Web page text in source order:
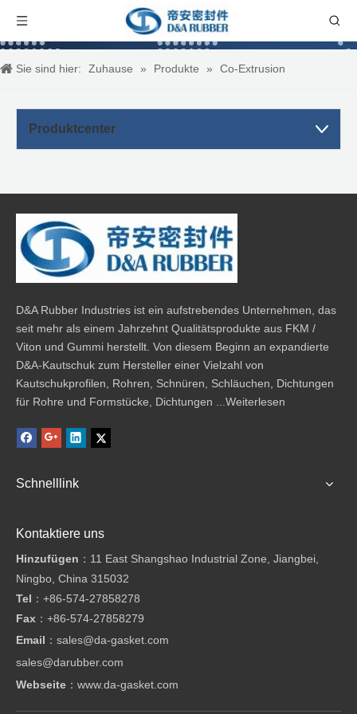
Sie sind hier: Zuhause » Produkte » Co-Extrusion
Produktcenter
D&A Rubber Industries ist ein aufstrebendes Unternehmen, das
seit mehr als einem Jahrzehnt Qualitätsprodukte aus FKM /
Viton und Gummi herstellt. Von diesem Beginn an expandierte
D&A-Kautschuk zum Hersteller einer Vielzahl von
Kautschukprofilen, Rohren, Schnüren, Schläuchen, Dichtungen
für Rohre und Formstücke, Dichtungen ... Weiterlesen
Schnelllink
Kontaktiere uns
Hinzufügen ：11 East Shangshao Industrial Zone, Jiangbei,
Ningbo, China 315032
Tel ： +86-574-27858278
Fax ： +86-574-27858279
Email ： sales@da-gasket.com
sales@darubber.com
Webseite ： www.da-gasket.com